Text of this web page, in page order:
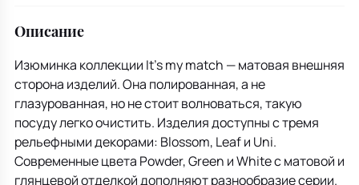
Описание
Изюминка коллекции It's my match — матовая внешняя
сторона изделий. Она полированная, а не
глазурованная, но не стоит волноваться, такую
посуду легко очистить. Изделия доступны с тремя
рельефными декорами: Blossom, Leaf и Uni.
Современные цвета Powder, Green и White с матовой и
глянцевой отделкой дополняют разнообразие серии.